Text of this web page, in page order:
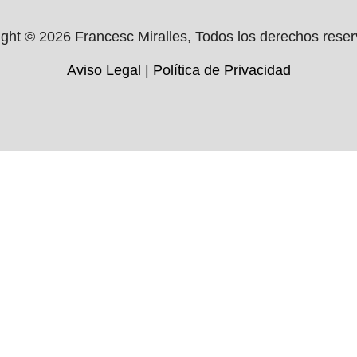
© 2026 Francesc Miralles, Todos los derechos
Aviso Legal | Política de Privacidad